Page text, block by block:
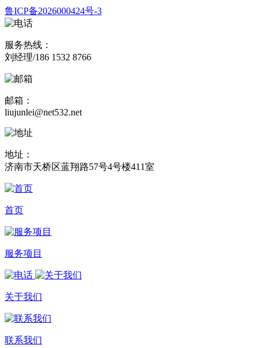
鲁ICP备2026000424号-3
服务热线：
刘经理/186 1532 8766
邮箱：
liujunlei@net532.net
地址：
济南市天桥区蓝翔路57号4号楼411室
首页
服务项目
关于我们
联系我们